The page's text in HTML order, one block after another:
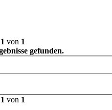
1 von 1
gefunden.
1 von 1